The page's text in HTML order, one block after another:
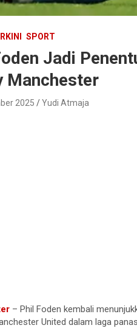
SPORT
Jadi
Manchester
2025 Yudi Atmaja
– Phil Foden kembali
United dalam laga panas